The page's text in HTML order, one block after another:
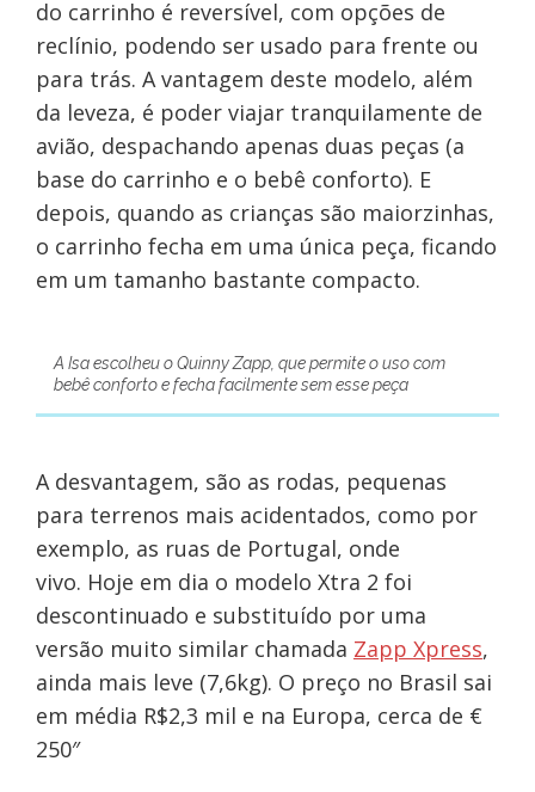
do carrinho é reversível, com opções de
reclínio, podendo ser usado para frente ou
para trás. A vantagem deste modelo, além
da leveza, é poder viajar tranquilamente de
avião, despachando apenas duas peças (a
base do carrinho e o bebê conforto). E
depois, quando as crianças são maiorzinhas,
o carrinho fecha em uma única peça, ficando
em um tamanho bastante compacto.
A Isa escolheu o Quinny Zapp, que permite o uso com
bebê conforto e fecha facilmente sem esse peça
A desvantagem, são as rodas, pequenas
para terrenos mais acidentados, como por
exemplo, as ruas de Portugal, onde
vivo. Hoje em dia o modelo Xtra 2 foi
descontinuado e substituído por uma
versão muito similar chamada Zapp Xpress,
ainda mais leve (7,6kg). O preço no Brasil sai
em média R$2,3 mil e na Europa, cerca de €
250″